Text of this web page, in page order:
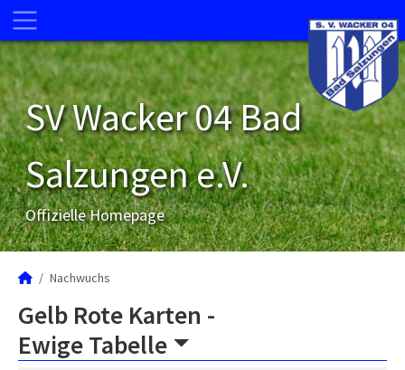
SV Wacker 04 Bad
Salzungen e.V.
Offizielle Homepage
Nachwuchs
Gelb Rote Karten -
Ewige Tabelle